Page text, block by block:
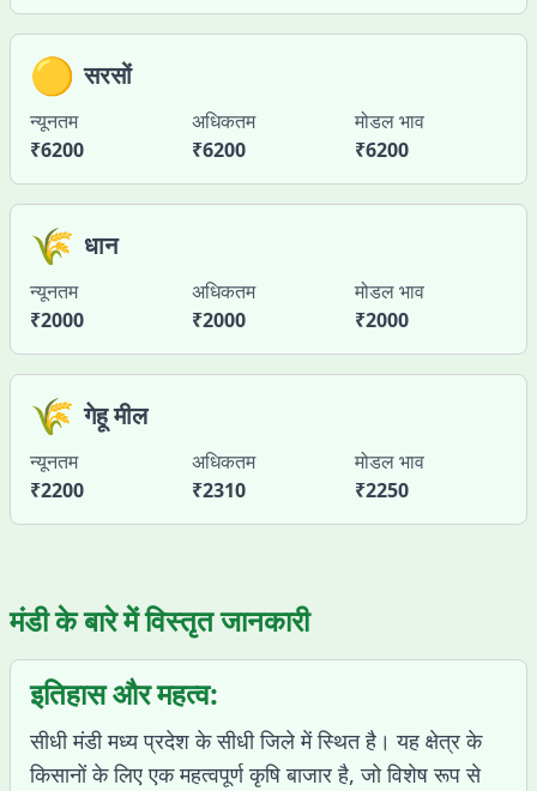
🟡 सरसों
न्यूनतम
₹6200
अधिकतम
₹6200
मोडल भाव
₹6200
🌾 धान
न्यूनतम
₹2000
अधिकतम
₹2000
मोडल भाव
₹2000
🌾 गेहू मील
न्यूनतम
₹2200
अधिकतम
₹2310
मोडल भाव
₹2250
मंडी के बारे में विस्तृत जानकारी
इतिहास और महत्व:
सीधी मंडी मध्य प्रदेश के सीधी जिले में स्थित है। यह क्षेत्र के
किसानों के लिए एक महत्वपूर्ण कृषि बाजार है, जो विशेष रूप से